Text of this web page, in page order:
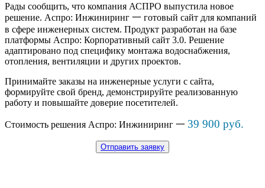
Рады сообщить, что компания АСПРО выпустила новое
решение. Аспро: Инжиниринг 一 готовый сайт для компаний
в сфере инженерных систем. Продукт разработан на базе
платформы Аспро: Корпоративный сайт 3.0. Решение
адаптировано под специфику монтажа водоснабжения,
отопления, вентиляции и других проектов.
Принимайте заказы на инженерные услуги с сайта,
формируйте свой бренд, демонстрируйте реализованную
работу и повышайте доверие посетителей.
Стоимость решения Аспро: Инжиниринг 一 39 900 руб.
Отправить заявку